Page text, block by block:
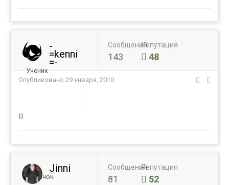
-
=kenni
=-
Ученик
Сообщений
143
Репутация
48
Опубликовано 29 января, 2010
Я
Jinni
Новичок
Сообщений
81
Репутация
52